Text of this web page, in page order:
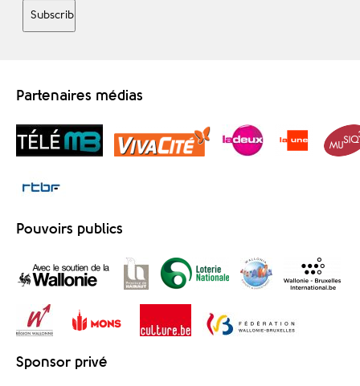
Partenaires médias
Pouvoirs publics
Sponsor privé